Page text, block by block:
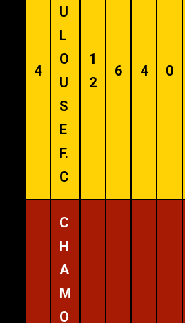
4
U
L
O
U
S
E
F.
C
1
2
6 4 0
C
H
A
M
O